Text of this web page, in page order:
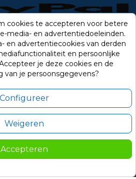
cookies te accepteren voor betere
media- en advertentiedoeleinden.
en advertentiecookies van derden
en persoonlijke
je deze cookies en de
van je persoonsgegevens?
Configureer
Weigeren
Accepteren